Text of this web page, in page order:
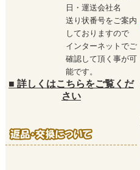
日・運送会社名
送り状番号をご案内
しておりますので
インターネットでご
確認して頂く事が可
能です。
■ 詳しくはこちらをご覧くだ
さい